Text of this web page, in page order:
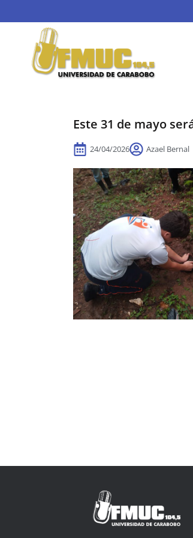
Este 31 de mayo
24/04/2026 Azael Bernal